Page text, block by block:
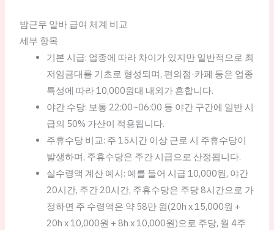
밤근무 알바 급여 체계 비교
세부 항목
기본 시급: 업종에 따라 차이가 있지만 일반적으로 최
저임금대를 기초로 형성되며, 편의점·카페 등은 업종
특성에 따라 10,000원대 내외가 흔합니다.
야간 수당: 보통 22:00~06:00 등 야간 구간에 일반 시
급의 50% 가산이 적용됩니다.
주휴수당 비교: 주 15시간 이상 근로 시 주휴수당이
발생하며, 주휴수당은 주간 시급으로 산정됩니다.
실수령액 계산 예시: 예를 들어 시급 10,000원, 야간
20시간, 주간 20시간, 주휴수당은 주당 8시간으로 가
정하면 주 수령액은 약 58만 원(20h x 15,000원 +
20h x 10,000원 + 8h x 10,000원)으로 주당, 월 4주